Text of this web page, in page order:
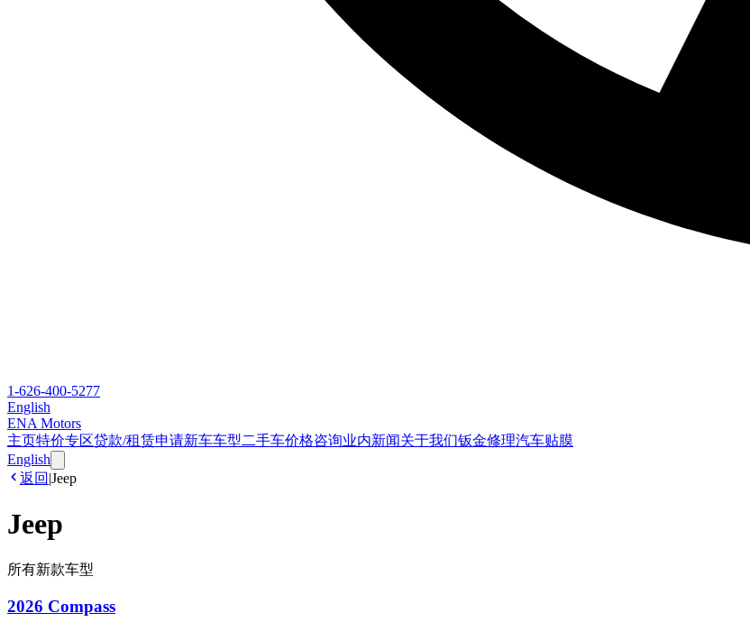
1-626-400-5277
English
ENA Motors
主页特价专区贷款/租赁申请新车车型二手车价格咨询业内新闻关于我们钣金修理汽车贴膜
English
返回 |Jeep
Jeep
所有新款车型
2026 Compass